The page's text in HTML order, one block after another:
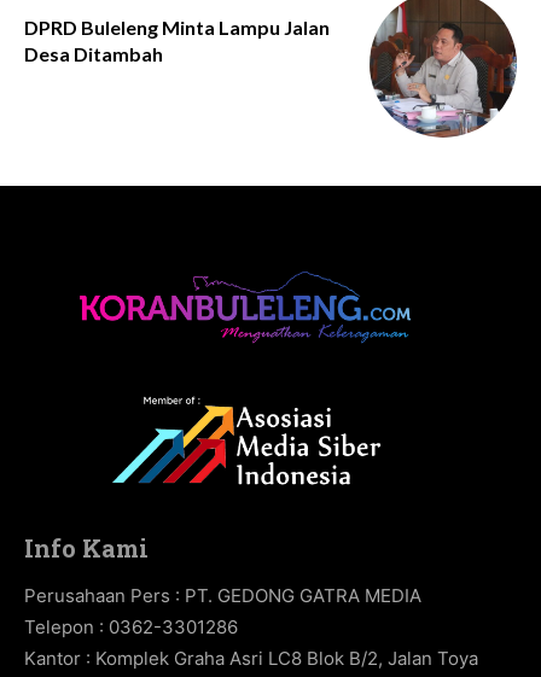
DPRD Buleleng Minta Lampu Jalan
Desa Ditambah
Info Kami
Perusahaan Pers : PT. GEDONG GATRA MEDIA
Telepon : 0362-3301286
Kantor : Komplek Graha Asri LC8 Blok B/2, Jalan Toya